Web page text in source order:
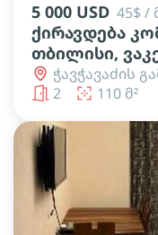
5 000 USD 45$ /
ქირავდება
თბილისი,
ჭავჭავაძის
2
110 მ²